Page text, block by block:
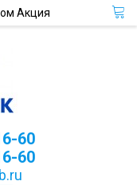
60
60
Акция